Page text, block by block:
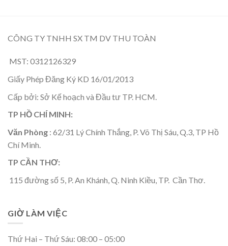
CÔNG TY TNHH SX TM DV THU TOÀN
MST: 0312126329
Giấy Phép Đăng Ký KD 16/01/2013
Cấp bởi: Sở Kế hoạch và Đầu tư TP. HCM.
TP HỒ CHÍ MINH:
Văn Phòng : 62/31 Lý Chính Thắng, P. Võ Thị Sáu, Q.3, TP Hồ
Chí Minh.
TP CẦN THƠ:
115 đường số 5, P. An Khánh, Q. Ninh Kiều, TP. Cần Thơ.
GIỜ LÀM VIỆC
Thứ Hai – Thứ Sáu: 08:00 – 05:00